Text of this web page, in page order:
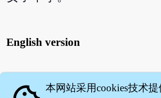
English version
本网站采用cookies技术